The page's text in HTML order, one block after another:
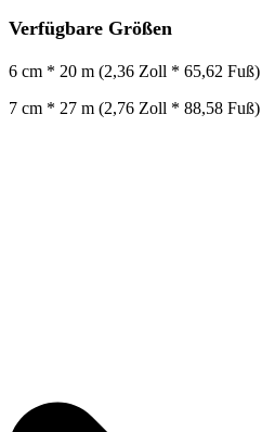
Verfügbare Größen
6 cm * 20 m (2,36 Zoll * 65,62 Fuß)
7 cm * 27 m (2,76 Zoll * 88,58 Fuß)